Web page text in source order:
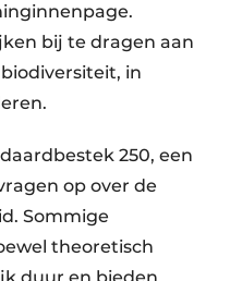
bij te dragen aan
in
250, een
op over de
Sommige
theoretisch